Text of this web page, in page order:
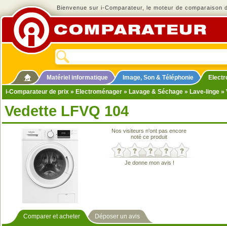
Bienvenue sur i-Comparateur, le moteur de comparaison
Matériel informatique Image, Son & Téléphonie
i-Comparateur de prix » Electroménager » Lavage & Séchage » Lave-linge »
Vedette LFVQ 104
Nos visiteurs n'ont pas encore
noté ce produit
Je donne mon avis !
Comparer et acheter Déposer un avis